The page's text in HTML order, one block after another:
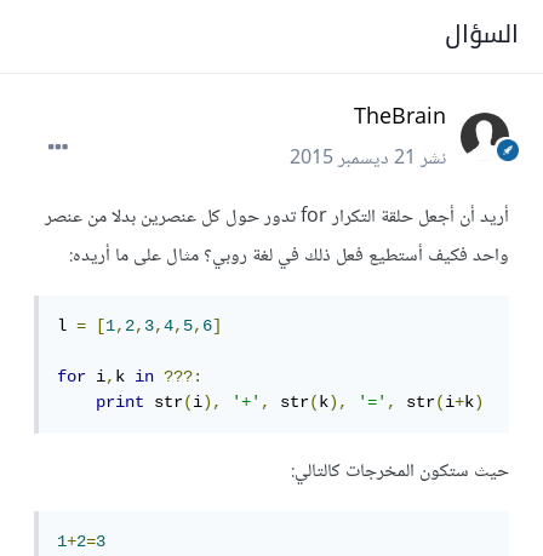
السؤال
TheBrain
نشر21 ديسمبر 2015
أريد أن أجعل حلقة التكرار for تدور حول كل عنصرين بدلا من عنصر
واحد فكيف أستطيع فعل ذلك في لغة روبي؟ مثال على ما أريده:
l = [1,2,3,4,5,6]
for i,k in
???:
print
str(i), '+', str(k), '=', str(i+k)
حيث ستكون المخرجات كالتالي:
1+2=3